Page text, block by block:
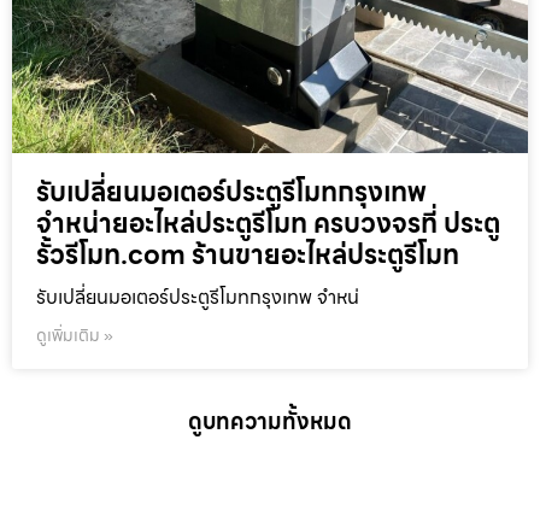
รับเปลี่ยนมอเตอร์ประตูรีโมทกรุงเทพ
จำหน่ายอะไหล่ประตูรีโมท ครบวงจรที่ ประตู
รั้วรีโมท.com ร้านขายอะไหล่ประตูรีโมท
รับเปลี่ยนมอเตอร์ประตูรีโมทกรุงเทพ จำหน่
ดูเพิ่มเติม »
ดูบทความทั้งหมด